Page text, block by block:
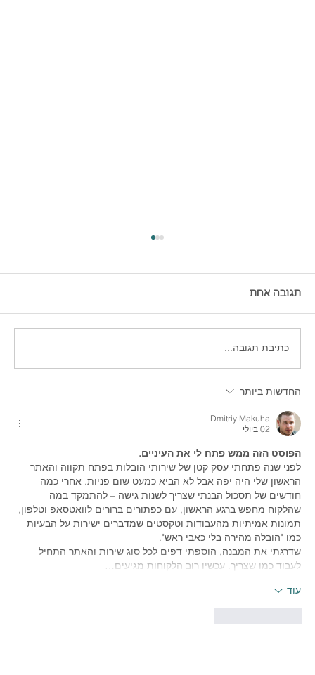
קטנים ובינוניים
תגובה אחת
כתיבת תגובה...
החדשות ביותר
Dmitriy Makuha
02 ביולי
הפוסט הזה ממש פתח לי את העיניים.
לפני שנה פתחתי עסק קטן של שירותי הובלות בפתח תקווה והאתר
הראשון שלי היה יפה אבל לא הביא כמעט שום פניות. אחרי כמה
חודשים של תסכול הבנתי שצריך לשנות גישה – להתמקד במה
שהלקוח מחפש ברגע הראשון, עם כפתורים ברורים לוואטסאפ וטלפון,
תמונות אמיתיות מהעבודות וטקסטים שמדברים ישירות על הבעיות
כמו "הובלה מהירה בלי כאבי ראש".
שדרגתי את המבנה, הוספתי דפים לכל סוג שירות והאתר התחיל
לעבוד כמו שצריך. עכשיו רוב הלקוחות מגיעים…
עוד